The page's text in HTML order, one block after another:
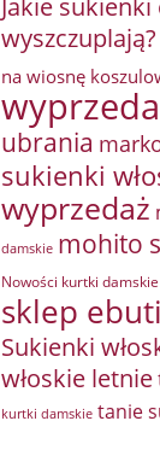
Jakie sukienki
wyszczuplają?
na wiosnę
ubrania
sukienki
wyprzedaż
damskie mohito
Nowości kurtki damskie
sklep
Sukienki
włoskie letnie
kurtki damskie tanie